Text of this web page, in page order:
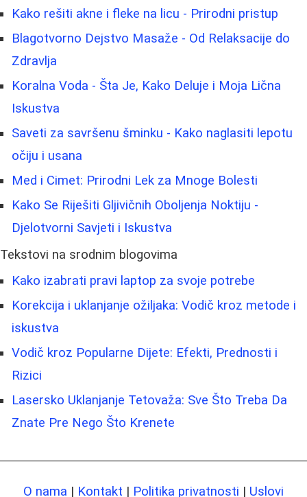
Kako rešiti akne i fleke na licu - Prirodni pristup
Blagotvorno Dejstvo Masaže - Od Relaksacije do
Zdravlja
Koralna Voda - Šta Je, Kako Deluje i Moja Lična
Iskustva
Saveti za savršenu šminku - Kako naglasiti lepotu
očiju i usana
Med i Cimet: Prirodni Lek za Mnoge Bolesti
Kako Se Riješiti Gljivičnih Oboljenja Noktiju -
Djelotvorni Savjeti i Iskustva
Tekstovi na srodnim blogovima
Kako izabrati pravi laptop za svoje potrebe
Korekcija i uklanjanje ožiljaka: Vodič kroz metode i
iskustva
Vodič kroz Popularne Dijete: Efekti, Prednosti i
Rizici
Lasersko Uklanjanje Tetovaža: Sve Što Treba Da
Znate Pre Nego Što Krenete
O nama | Kontakt | Politika privatnosti | Uslovi